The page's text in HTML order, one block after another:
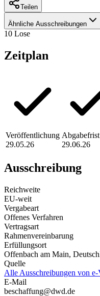
Teilen
Ähnliche Ausschreibungen
10 Lose
Zeitplan
Veröffentlichung
29.05.26
Abgabefrist
29.06.26
Ausschreibung
Reichweite
EU-weit
Vergabeart
Offenes Verfahren
Vertragsart
Rahmenvereinbarung
Erfüllungsort
Offenbach am Main,
Quelle
Alle Ausschreibungen von e-
E-Mail
beschaffung@dwd.de